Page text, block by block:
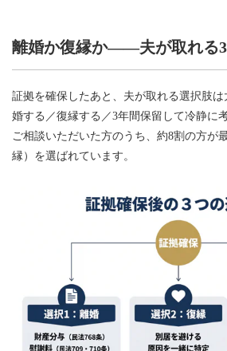
離婚か復縁か——夫が取れる
証拠を確保したあと、夫が取れる選択肢
婚する／復縁する／3年間保留して冷静に
ご相談いただいた方のうち、約8割の方が
縁）を選ばれています。